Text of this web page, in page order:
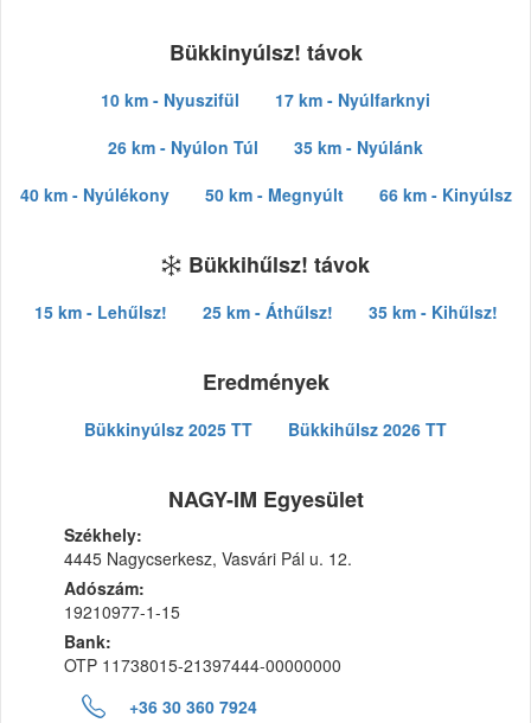
Bükkinyúlsz! távok
10 km - Nyuszifül
17 km - Nyúlfarknyi
26 km - Nyúlon Túl
35 km - Nyúlánk
40 km - Nyúlékony
50 km - Megnyúlt 66 km - Kinyúlsz
Bükkihűlsz! távok
15 km - Lehűlsz! 25 km - Áthűlsz! 35 km - Kihűlsz!
Eredmények
Bükkinyúlsz 2025 TT Bükkihűlsz 2026 TT
NAGY-IM Egyesület
Székhely:
4445 Nagycserkesz, Vasvári Pál u. 12.
Adószám:
19210977-1-15
Bank:
OTP 11738015-21397444-00000000
+36 30 360 7924